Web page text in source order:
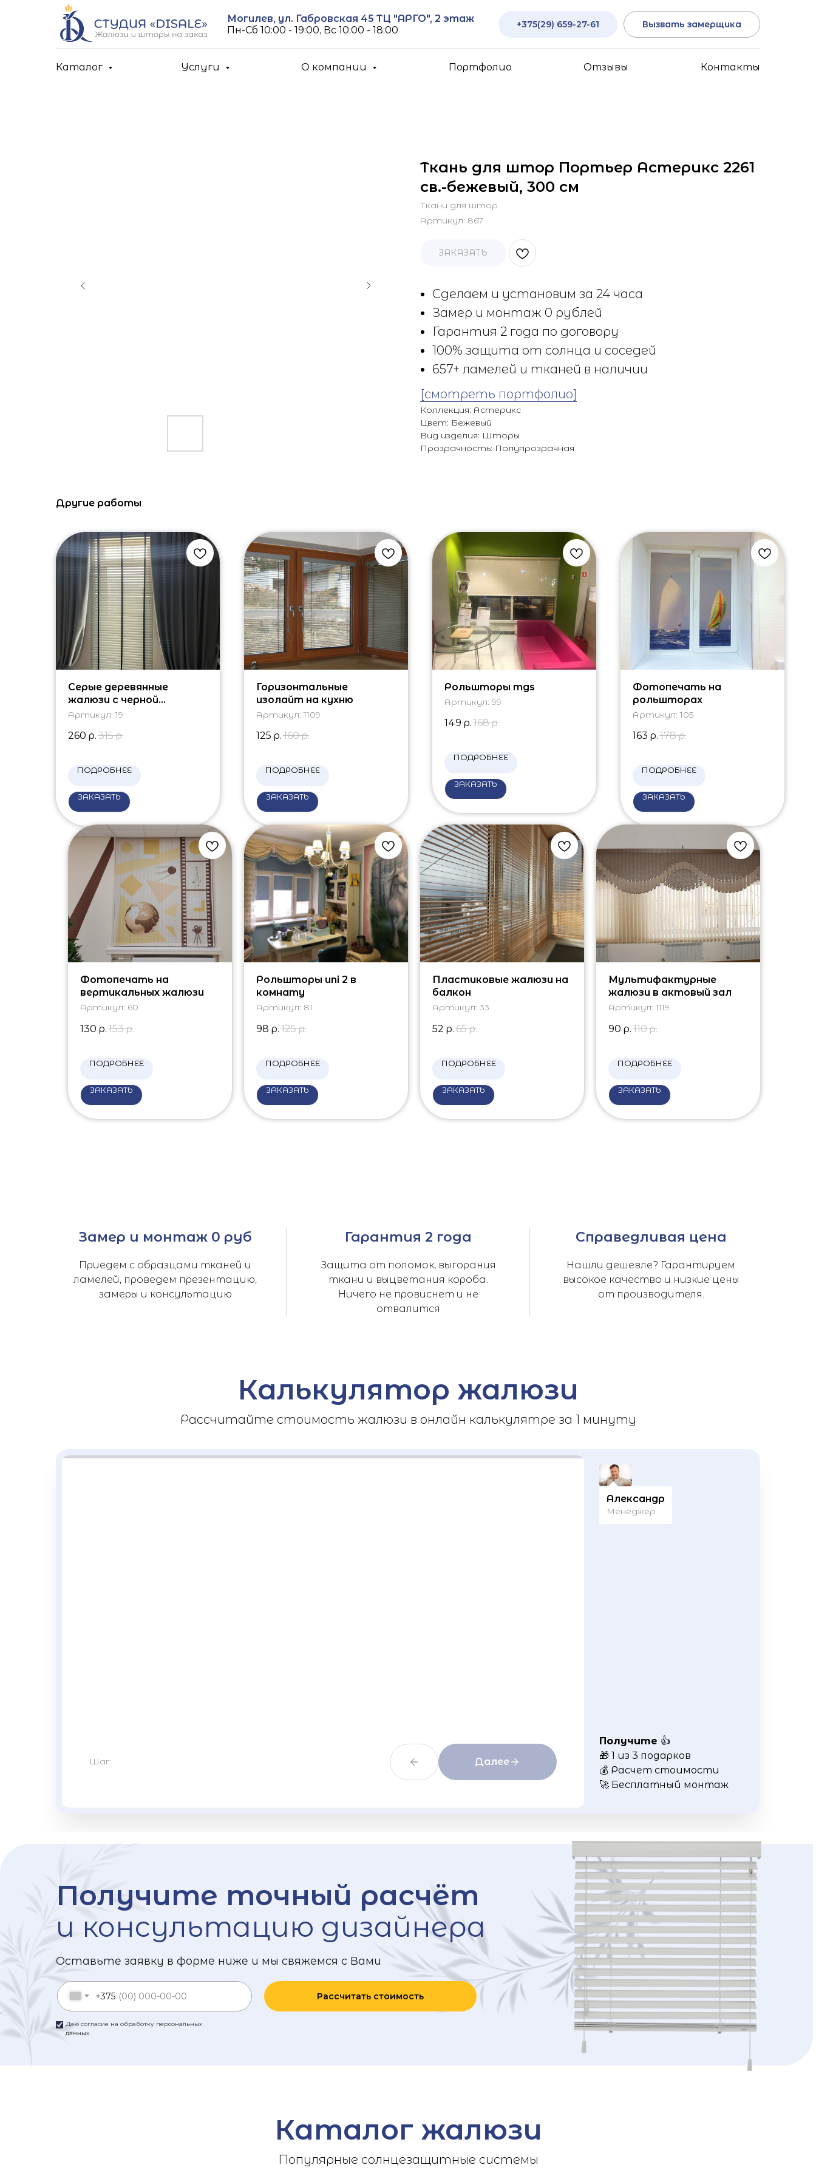
Могилев, ул. Габровская 45 ТЦ "АРГО", 2 этаж
Пн-Cб 10:00 - 19:00, Вс 10:00 - 18:00
+375(29) 659-27-61 Вызвать замерщика
Каталог Услуги О компании Портфолио Отзывы Контакты
Ткань для штор Портьер Астерикс 2261
св.-бежевый, 300 см
Ткани для штор
Артикул: 867
ЗАКАЗАТЬ
Сделаем и установим за 24 часа
Замер и монтаж 0 рублей
Гарантия 2 года по договору
100% защита от солнца и соседей
657+ ламелей и тканей в наличии
[смотреть портфолио]
Коллекция: Астерикс
Цвет: Бежевый
Вид изделия: Шторы
Прозрачность: Полупрозрачная
Другие работы
Серые деревянные
жалюзи с черной
тесьмой
Артикул: 19
260 р. 315 р.
ПОДРОБНЕЕ
ЗАКАЗАТЬ
Горизонтальные
изолайт на кухню
Артикул: 1109
125 р. 160 р.
ПОДРОБНЕЕ
ЗАКАЗАТЬ
Рольшторы mgs
Артикул: 99
149 р. 168 р.
ПОДРОБНЕЕ
ЗАКАЗАТЬ
Фотопечать на
рольшторах
Артикул: 105
163 р. 178 р.
ПОДРОБНЕЕ
ЗАКАЗАТЬ
Фотопечать на
вертикальных жалюзи
Артикул: 60
130 р. 153 р.
ПОДРОБНЕЕ
ЗАКАЗАТЬ
Рольшторы uni 2 в
комнату
Артикул: 81
98 р. 125 р.
ПОДРОБНЕЕ
ЗАКАЗАТЬ
Пластиковые жалюзи на
балкон
Артикул: 33
52 р. 65 р.
ПОДРОБНЕЕ
ЗАКАЗАТЬ
Мультифактурные
жалюзи в актовый зал
Артикул: 1119
90 р. 110 р.
ПОДРОБНЕЕ
ЗАКАЗАТЬ
Замер и монтаж 0 руб
Приедем с образцами тканей и
ламелей, проведем презентацию,
замеры и консультацию
Гарантия 2 года
Защита от поломок, выгорания
ткани и выцветания короба.
Ничего не провиснет и не
отвалится
Справедливая цена
Нашли дешевле? Гарантируем
высокое качество и низкие цены
от производителя.
Калькулятор жалюзи
Рассчитайте стоимость жалюзи в онлайн калькулятре за 1 минуту
Александр
Менеджер
Получите 👍
🎁 1 из 3 подарков
💰 Расчет стоимости
🚀 Бесплатный монтаж
Шаг: Далее
Получите точный расчёт
и консультацию дизайнера
Оставьте заявку в форме ниже и мы свяжемся с Вами
Даю согласие на обработку персональных
данных
+375 Рассчитать стоимость
Каталог жалюзи
Популярные солнцезащитные системы